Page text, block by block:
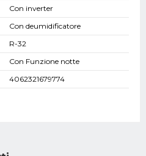
Con inverter
Con deumidificatore
R-32
Con Funzione notte
4062321679774